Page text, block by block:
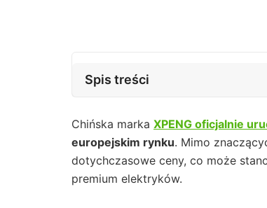
Spis treści
Chińska marka XPENG oficjalnie
europejskim rynku. Mimo
dotychczasowe ceny, co może
premium elektryków.